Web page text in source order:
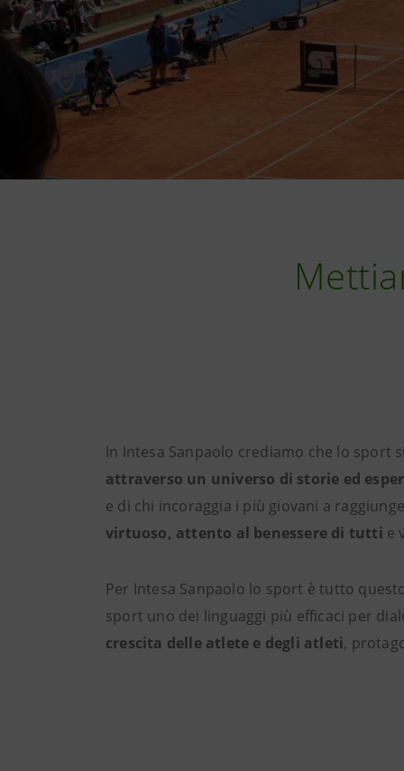
In Intesa Sanpaolo crediamo che lo sport
attraverso un universo di storie ed
e di chi incoraggia i più giovani a
virtuoso, attento al benessere di tutti e
Per Intesa Sanpaolo lo sport è tutto
sport uno dei linguaggi più efficaci per
crescita delle atlete e degli atleti,